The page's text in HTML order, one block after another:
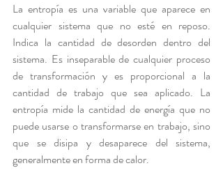
La entropía es una variable que aparece en
cualquier sistema que no esté en reposo.
Indica la cantidad de desorden dentro del
sistema. Es inseparable de cualquier proceso
de transformación y es proporcional a la
cantidad de trabajo que sea aplicado. La
entropía mide la cantidad de energía que no
puede usarse o transformarse en trabajo, sino
que se disipa y desaparece del sistema,
generalmente en forma de calor.